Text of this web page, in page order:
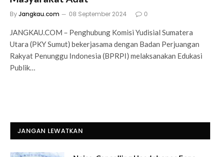
ByJangkau.com 08 September 2024 0
JANGKAU.COM – Penghubung Komisi Yudisial Sumatera
Utara (PKY Sumut) bekerjasama dengan Badan Perjuangan
Rakyat Penunggu Indonesia (BPRPI) melaksanakan Edukasi
Publik…
JANGAN LEWATKAN